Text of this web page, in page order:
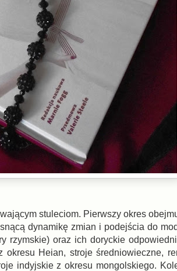
stuleciom. Pierwszy okres
dynamikę zmian i podejścia do
rzymskie) oraz ich doryckie
Heian, stroje średniowieczne,
indyjskie z okresu mongolskiego.